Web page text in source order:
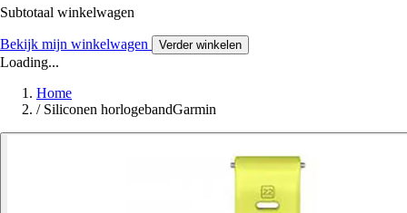
Subtotaal winkelwagen
Bekijk mijn winkelwagen Verder winkelen
Loading...
Home
/ Siliconen horlogebandGarmin